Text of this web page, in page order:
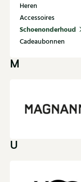
Heren
Accessoires
Schoenonderhoud
Cadeaubonnen
M
U